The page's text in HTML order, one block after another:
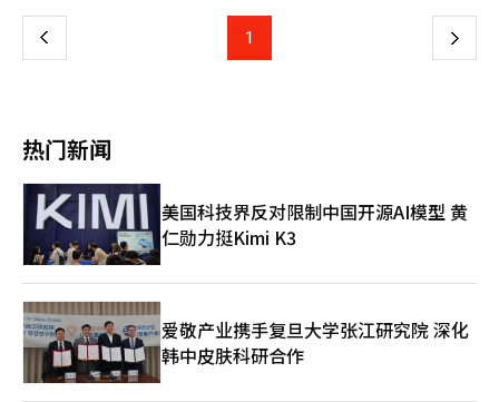
区等整备项目的订单结果可能同时影响盈利能力和市场地位。大型
整备项目的订单结果和投资组合多元化的速度将决定当前反弹趋势
是暂时恢复还是稳定增长基础。※ 本报道经人工智能（AI）系统翻
行业反弹本身更为明显。结构变化可能成为未来业绩持续性的标
准，这一策略能否在今年继续带来稳定的盈利结构将成为考验。
《Ymir传奇》将通过举办“Ymir杯世界锦标赛”成为全球电竞文
化的一部分。然而，《MIR M》在中国的表现令人失望。千英焕承
表示，《Night Crows 2》和《MIR5》能否通过全球统一版本策略
等新领域取得成功，Wemade将被重新评估为具备可持续增长结构
的全球游戏公司。※ 本报道经人工智能（AI）系统翻译与编辑。
韩元，实现扭亏为盈。◆ 多元制作与IP扩展的协同效应此次良好业
绩的背后是“SM NEXT 3.0”战略的核心——“多元创意系统”。
们将平衡推进新IP培养和全球扩展战略，加强外形增长和盈利能
力。”第四季度，NCT DREAM、Aespa、RIIZE、NCT WISH等核
心IP的全球巡演及MD和授权业务表现突出。SM C&C、SM Japan
等主要子公司业绩改善，粉丝平台DearU的并入也带来了积极影
响。“SM NEXT 3.0”的另一重点是全球战略。张哲赫表示：“我
们设计了一个注重可持续性和效率的方向。”他强调将积极利用战
略合作伙伴关系，根据IP特性和市场条件细分目标地区，以最大化
成果可见性。这表明公司通过“选择与集中”来减少风险并提高盈
利能力。◆ 2026年上半年“史上最强阵容”持续增长SM预计在
2026年上半年继续保持增长势头，凭借强大的艺人阵容。第一季
度将推出EXO和Irene的正规专辑，以及新组合NCT JNJM和新人
女团Hearts2Hearts的新作。第二季度将有泰容、Aespa、NCT
WISH的正规专辑和RIIZE的迷你专辑。演唱会方面，Super Junior
上 1 下
热门新闻
美国科技界反对限制中国开源AI模型 黄
仁勋力挺Kimi K3
爱敬产业携手复旦大学张江研究院 深化
韩中皮肤科研合作